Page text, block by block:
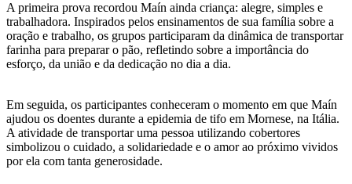
A primeira prova recordou Maín ainda criança: alegre, simples e
trabalhadora. Inspirados pelos ensinamentos de sua família sobre a
oração e trabalho, os grupos participaram da dinâmica de transportar
farinha para preparar o pão, refletindo sobre a importância do
esforço, da união e da dedicação no dia a dia.
Em seguida, os participantes conheceram o momento em que Maín
ajudou os doentes durante a epidemia de tifo em Mornese, na Itália.
A atividade de transportar uma pessoa utilizando cobertores
simbolizou o cuidado, a solidariedade e o amor ao próximo vividos
por ela com tanta generosidade.